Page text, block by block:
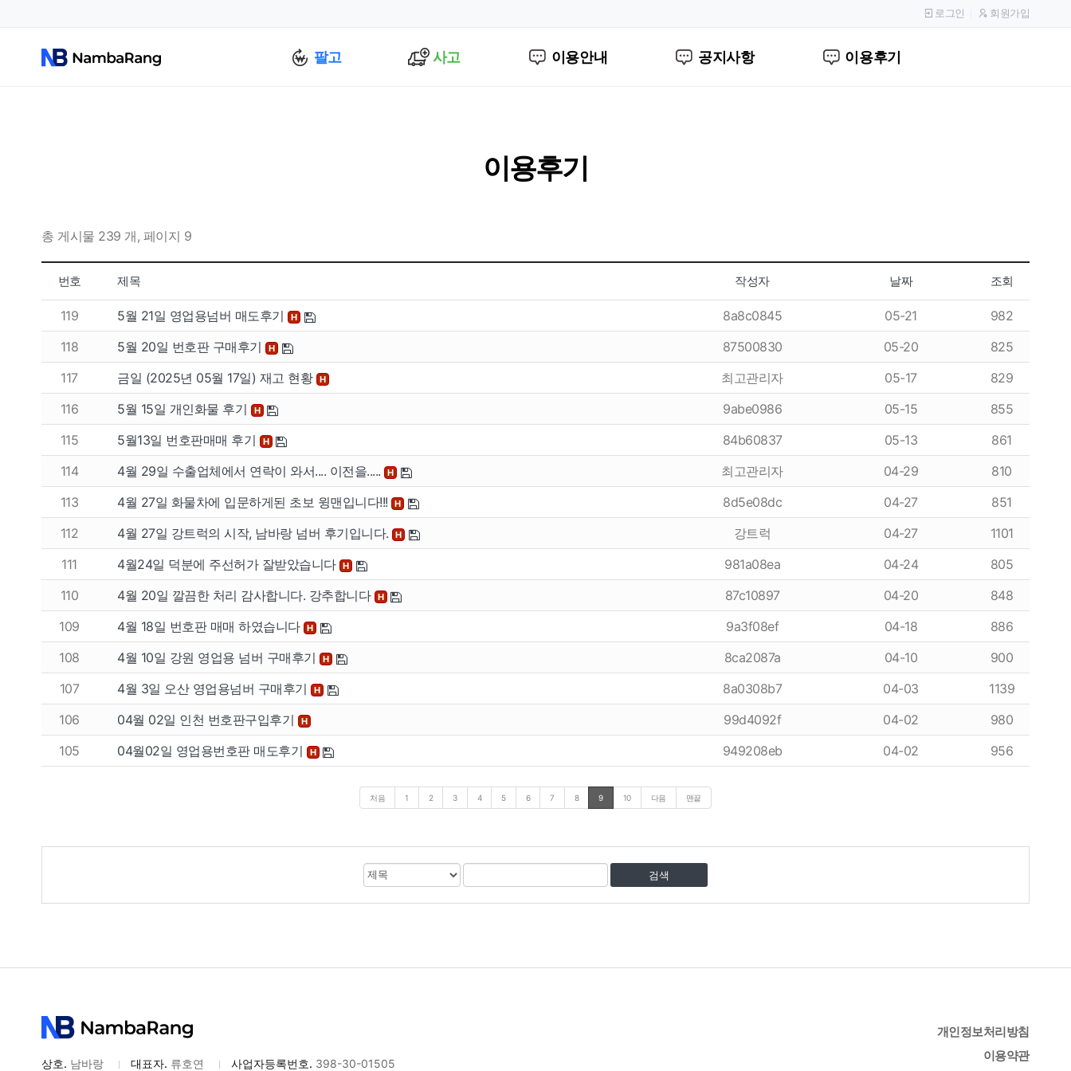
팔고
개인넘버
법인넘버
사고
개인넘버
법인넘버
이용안내
공지사항
공지사항
이용후기
이용후기
로그인 회원가입
팔고 사고 이용안내 공지사항 이용후기
이용후기
총 게시물 239 개, 페이지 9
번호 제목 작성자 날짜 조회
119 5월 21일 영업용넘버 매도후기 H 8a8c0845 05-21
982
118
5월 20일 번호판 구매후기 H 87500830 05-20
825
117
금일 (2025년 05월 17일) 재고 현황 H 최고관리자 05-17
829
116
5월 15일 개인화물 후기 H 9abe0986 05-15
855
115
5월13일 번호판매매 후기 H 84b60837 05-13
861
114
4월 29일 수출업체에서 연락이 와서.... 이전을..... H 최고관리자 04-29
810
113
4월 27일 화물차에 입문하게된 초보 윙맨입니다!!! H 8d5e08dc 04-27
851
112
4월 27일 강트럭의 시작, 남바랑 넘버 후기입니다. H 강트럭 04-27
1101
111
4월24일 덕분에 주선허가 잘받았습니다 H 981a08ea 04-24
805
110
4월 20일 깔끔한 처리 감사합니다. 강추합니다 H 87c10897 04-20
848
109
4월 18일 번호판 매매 하였습니다 H 9a3f08ef 04-18
886
108
4월 10일 강원 영업용 넘버 구매후기 H 8ca2087a 04-10
900
107
4월 3일 오산 영업용넘버 구매후기 H 8a0308b7 04-03
1139
106
04월 02일 인천 번호판구입후기 H 99d4092f 04-02
980
105
04월02일 영업용번호판 매도후기 H 949208eb 04-02 956
처음 1 2 3 4 5 6 7 8 9 10 다음 맨끝
검
검
색
대
상
검
어
상호. 남바랑 대표자. 류호연 사업자등록번호. 398-30-01505
개인정보처리방침
이용약관